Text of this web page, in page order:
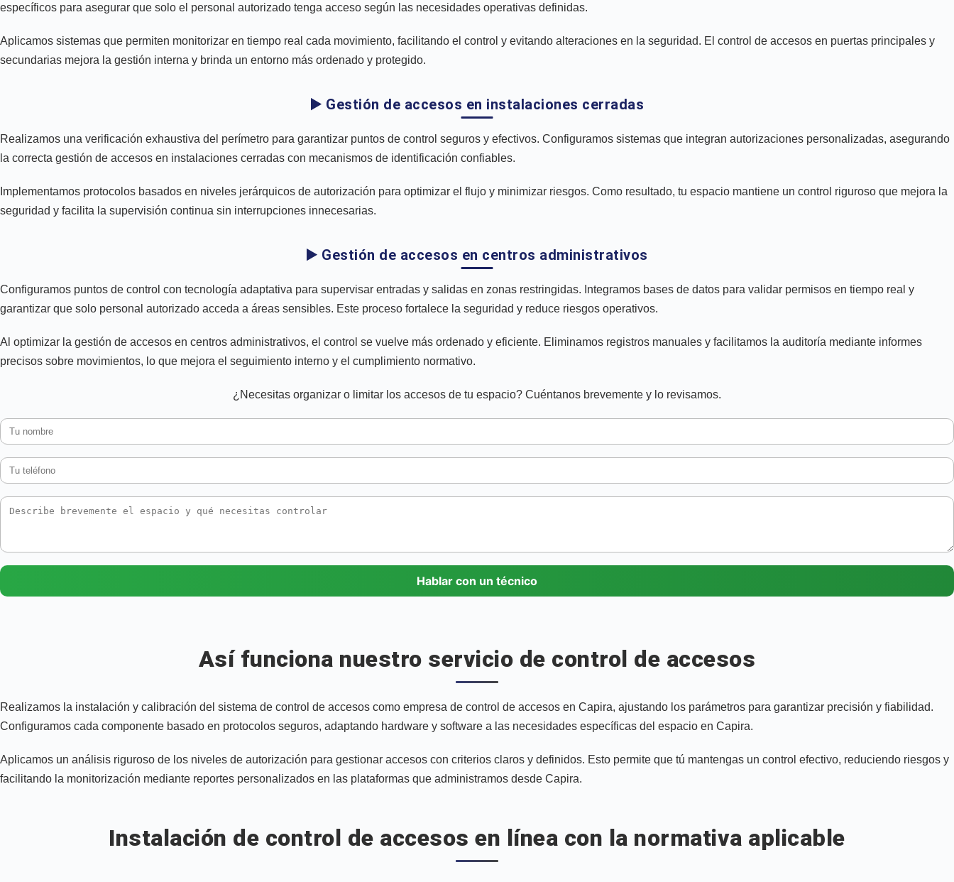
específicos para asegurar que solo el personal autorizado tenga acceso según las necesidades operativas definidas.
Aplicamos sistemas que permiten monitorizar en tiempo real cada movimiento, facilitando el control y evitando alteraciones en la seguridad. El control de accesos en puertas principales y
secundarias mejora la gestión interna y brinda un entorno más ordenado y protegido.
▶️ Gestión de accesos en instalaciones cerradas
Realizamos una verificación exhaustiva del perímetro para garantizar puntos de control seguros y efectivos. Configuramos sistemas que integran autorizaciones personalizadas, asegurando
la correcta gestión de accesos en instalaciones cerradas con mecanismos de identificación confiables.
Implementamos protocolos basados en niveles jerárquicos de autorización para optimizar el flujo y minimizar riesgos. Como resultado, tu espacio mantiene un control riguroso que mejora la
seguridad y facilita la supervisión continua sin interrupciones innecesarias.
▶️ Gestión de accesos en centros administrativos
Configuramos puntos de control con tecnología adaptativa para supervisar entradas y salidas en zonas restringidas. Integramos bases de datos para validar permisos en tiempo real y
garantizar que solo personal autorizado acceda a áreas sensibles. Este proceso fortalece la seguridad y reduce riesgos operativos.
Al optimizar la gestión de accesos en centros administrativos, el control se vuelve más ordenado y eficiente. Eliminamos registros manuales y facilitamos la auditoría mediante informes
precisos sobre movimientos, lo que mejora el seguimiento interno y el cumplimiento normativo.
¿Necesitas organizar o limitar los accesos de tu espacio? Cuéntanos brevemente y lo revisamos.
Hablar con un técnico
Así funciona nuestro servicio de control de accesos
Realizamos la instalación y calibración del sistema de control de accesos como empresa de control de accesos en Capira, ajustando los parámetros para garantizar precisión y fiabilidad.
Configuramos cada componente basado en protocolos seguros, adaptando hardware y software a las necesidades específicas del espacio en Capira.
Aplicamos un análisis riguroso de los niveles de autorización para gestionar accesos con criterios claros y definidos. Esto permite que tú mantengas un control efectivo, reduciendo riesgos y
facilitando la monitorización mediante reportes personalizados en las plataformas que administramos desde Capira.
Instalación de control de accesos en línea con la normativa aplicable